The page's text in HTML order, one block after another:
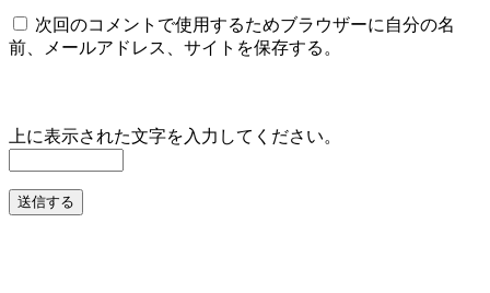
次回のコメントで使用するためブラウザーに自分の名
前、メールアドレス、サイトを保存する。
上に表示された文字を入力してください。